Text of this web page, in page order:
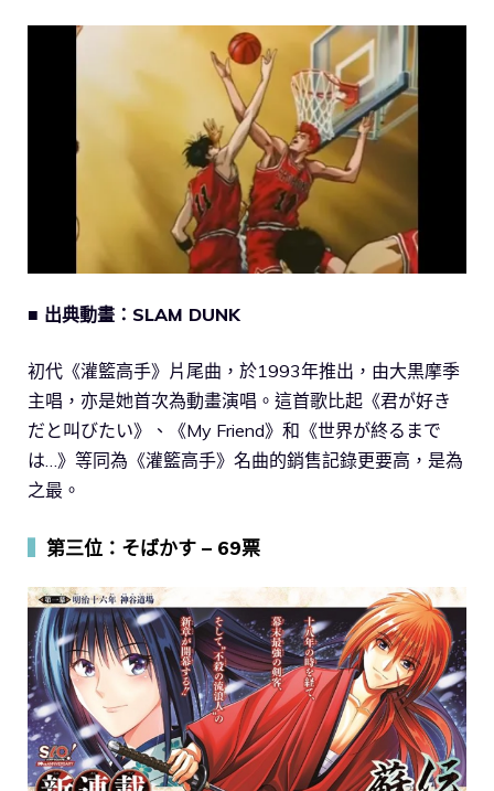
■ 出典動畫：SLAM DUNK
初代《灌籃高手》片尾曲，於1993年推出，由大黒摩季
主唱，亦是她首次為動畫演唱。這首歌比起《君が好き
だと叫びたい》、《My Friend》和《世界が終るまで
は…》等同為《灌籃高手》名曲的銷售記錄更要高，是為
之最。
第三位：そばかす – 69票